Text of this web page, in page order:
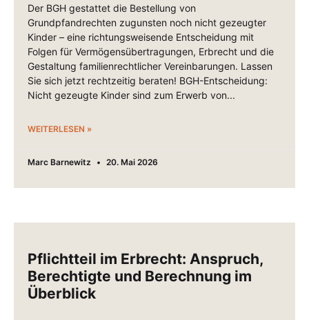
Der BGH gestattet die Bestellung von
Grundpfandrechten zugunsten noch nicht gezeugter
Kinder – eine richtungsweisende Entscheidung mit
Folgen für Vermögensübertragungen, Erbrecht und die
Gestaltung familienrechtlicher Vereinbarungen. Lassen
Sie sich jetzt rechtzeitig beraten! BGH-Entscheidung:
Nicht gezeugte Kinder sind zum Erwerb von
WEITERLESEN »
Marc Barnewitz 20. Mai 2026
Pflichtteil im Erbrecht: Anspruch,
Berechtigte und Berechnung im
Überblick